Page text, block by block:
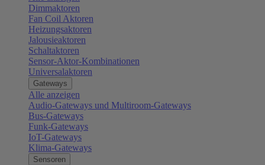
Dimmaktoren
Fan Coil Aktoren
Heizungsaktoren
Jalousieaktoren
Schaltaktoren
Sensor-Aktor-Kombinationen
Universalaktoren
Gateways
Alle anzeigen
Audio-Gateways und Multiroom-Gateways
Bus-Gateways
Funk-Gateways
IoT-Gateways
Klima-Gateways
Sensoren